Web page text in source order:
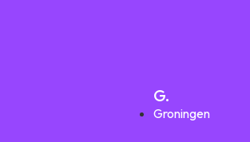
G.
Groningen